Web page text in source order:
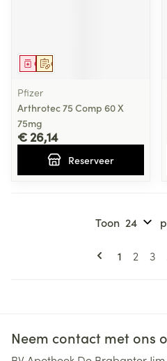
Op voorschrift
Geneesmiddel
Pfizer
Arthrotec 75 Comp 60 X
75mg
€ 26,14
Reserveer
U lees
1 Pagina
2 3
Toon
Neem contact met ons